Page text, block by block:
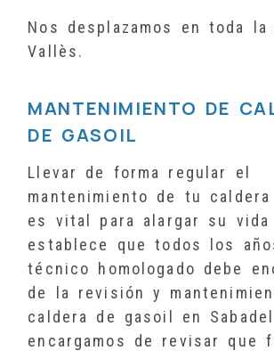
Nos desplazamos en toda la
Vallès.
MANTENIMIENTO DE
DE GASOIL
Llevar de forma regular el
mantenimiento de tu
es vital para alargar su
establece que todos los
técnico homologado debe
de la revisión y
caldera de gasoil en
encargamos de revisar que